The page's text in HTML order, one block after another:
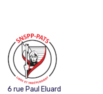
6 rue Paul Eluard